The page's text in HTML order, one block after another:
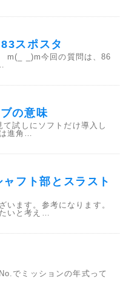
スポスタ
m(_ _)m今回の質問は、86
の意味
試しにソフトだけ導入し
進角…
フト部とスラスト
います。参考になります。
いと考え…
でミッションの年式って